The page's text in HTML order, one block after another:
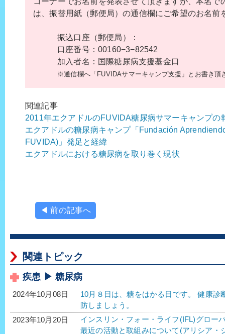
は、振替用紙（郵便局）の通信欄にご希望のお名前
振込口座（郵便局）：
口座番号：00160−3−82542
加入者名：国際糖尿病支援基金口
※通信欄へ「FUVIDAサマーキャンプ支援」とお書き頂
関連記事
2011年エクアドルのFUVIDA糖尿病サマーキャンプの
エクアドルの糖尿病キャンプ「Fundación
FUVIDA)」発足と経緯
エクアドルにおける糖尿病を取り巻く現状
◀ 前の記事へ
関連トピック
疾患 ▶ 糖尿病
2024年10月08日
10月８日は、糖をはかる日です。 健康
防しましょう。
2023年10月20日
インスリン・フォー・ライフ(IFL)グロー
最近の活動と取組みについて(アリシア・